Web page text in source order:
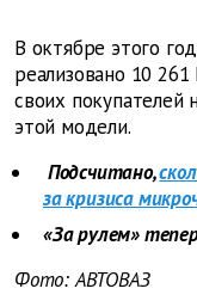
В октябре этого
реализовано 10 261
своих покупателей
этой модели.
Подсчитано,
за кризиса
«За рулем»
Фото: АВТОВАЗ